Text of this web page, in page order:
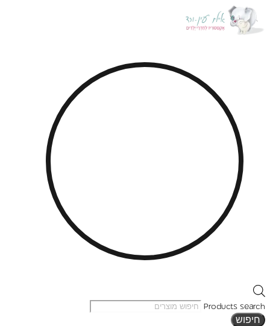
Products search
חיפוש